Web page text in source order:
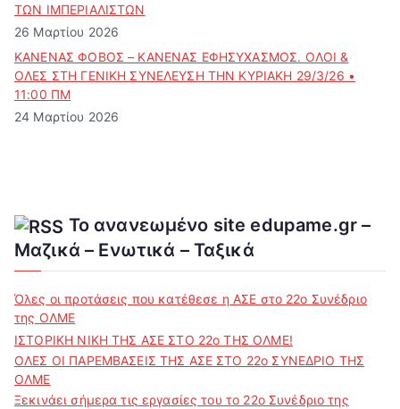
ΤΩΝ ΙΜΠΕΡΙΑΛΙΣΤΩΝ
26 Μαρτίου 2026
ΚΑΝΕΝΑΣ ΦΟΒΟΣ – ΚΑΝΕΝΑΣ ΕΦΗΣΥΧΑΣΜΟΣ. ΟΛΟΙ &
ΟΛΕΣ ΣΤΗ ΓΕΝΙΚΗ ΣΥΝΕΛΕΥΣΗ ΤΗΝ ΚΥΡΙΑΚΗ 29/3/26 •
11:00 ΠΜ
24 Μαρτίου 2026
Το ανανεωμένο site edupame.gr –
Μαζικά – Ενωτικά – Ταξικά
Όλες οι προτάσεις που κατέθεσε η ΑΣΕ στο 22ο Συνέδριο
της ΟΛΜΕ
ΙΣΤΟΡΙΚΗ ΝΙΚΗ ΤΗΣ ΑΣΕ ΣΤΟ 22ο ΤΗΣ ΟΛΜΕ!
ΟΛΕΣ ΟΙ ΠΑΡΕΜΒΑΣΕΙΣ ΤΗΣ ΑΣΕ ΣΤΟ 22ο ΣΥΝΕΔΡΙΟ ΤΗΣ
ΟΛΜΕ
Ξεκινάει σήμερα τις εργασίες του το 22ο Συνέδριο της